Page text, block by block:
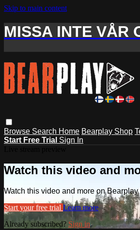
Skip to main content
MISSA INTE VÅR
Browse Search Home Bearplay Shop
Start Free Trial Sign In
Watch this video and
Watch this video and more on Bearplay
Start your free trial Learn more
Already subscribed? Sign in